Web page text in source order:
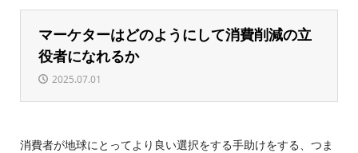
マーケターはどのようにして消費削減の立
役者になれるか
2025.07.01
消費者が地球にとってより良い選択をする手助けをする、つま